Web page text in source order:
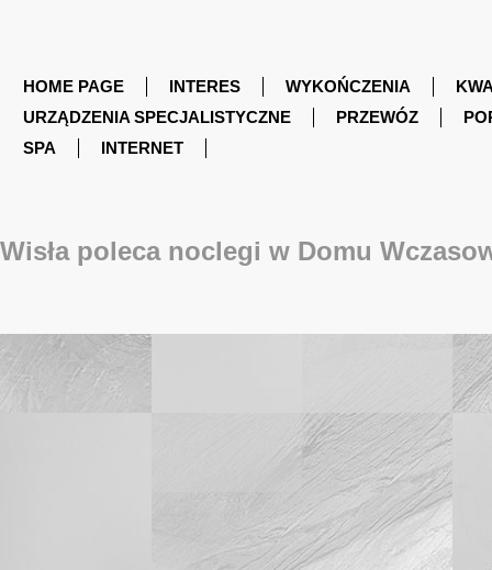
HOME PAGE INTERES WYKOŃCZENIA
URZĄDZENIA SPECJALISTYCZNE
PRZEWÓZ
SPA
INTERNET
Wisła poleca noclegi w Domu